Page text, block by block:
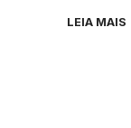
LEIA MAIS